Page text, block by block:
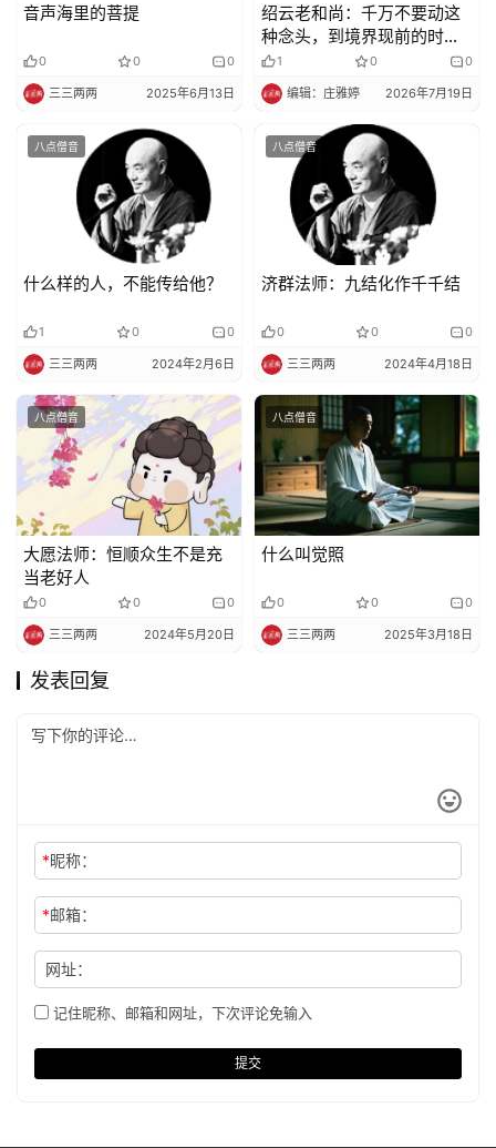
术
政
法
声
音声海里的菩提
0 0 0
三三两两 2025年6月13日
绍云老和尚：千万不要动这
种念头，到境界现前的时
候，各种各样的事情都出来
1 0 0
编辑：庄雅婷 2026年7月19日
八点僧音
什么样的人，不能传给他？
1 0 0
三三两两 2024年2月6日
八点僧音
济群法师：九结化作千千结
0 0 0
三三两两 2024年4月18日
八点僧音
大愿法师：恒顺众生不是充
当老好人
0 0 0
三三两两 2024年5月20日
八点僧音
什么叫觉照
0 0 0
三三两两 2025年3月18日
发表回复
*昵称：
*邮箱：
网址：
记住昵称、邮箱和网址，下次评论免输入
提交